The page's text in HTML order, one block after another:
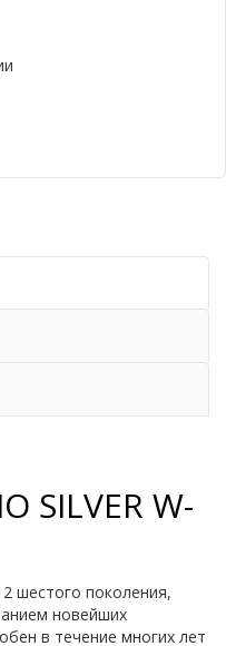
SILVER W-
шестого поколения,
новейших
в течение многих лет